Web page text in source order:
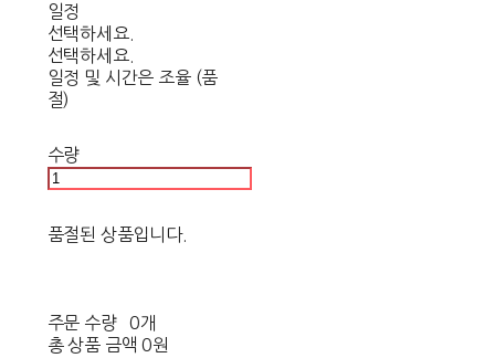
일정
선택하세요.
선택하세요.
일정 및 시간은 조율 (품
절)
수량
품절된 상품입니다.
주문 수량
0개
총 상품 금액 0원